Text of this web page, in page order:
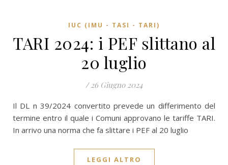
IUC (IMU - TASI - TARI)
TARI 2024: i PEF slittano al
20 luglio
/ 26 Giugno 2024
Il DL n 39/2024 convertito prevede un differimento del
termine entro il quale i Comuni approvano le tariffe TARI.
In arrivo una norma che fa slittare i PEF al 20 luglio
LEGGI ALTRO